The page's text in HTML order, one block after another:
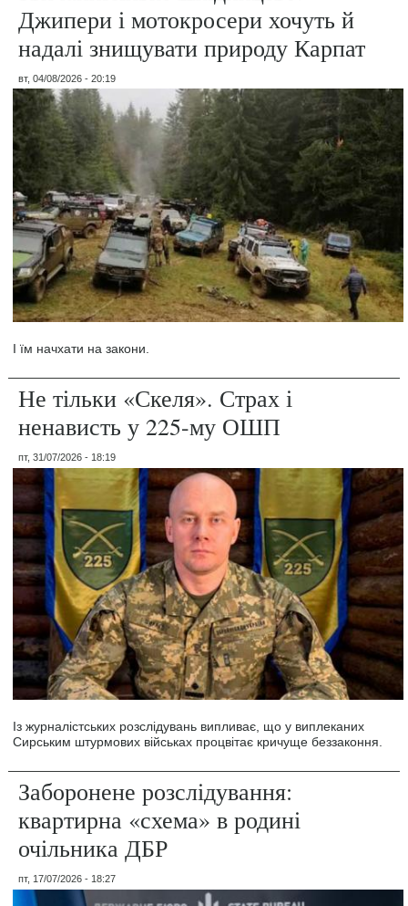
Джипери і мотокросери хочуть й
надалі знищувати природу Карпат
вт, 04/08/2026 - 20:19
І їм начхати на закони.
Не тільки «Скеля». Страх і
ненависть у 225-му ОШП
пт, 31/07/2026 - 18:19
Із журналістських розслідувань випливає, що у виплеканих
Сирським штурмових військах процвітає кричуще беззаконня.
Заборонене розслідування:
квартирна «схема» в родині
очільника ДБР
пт, 17/07/2026 - 18:27